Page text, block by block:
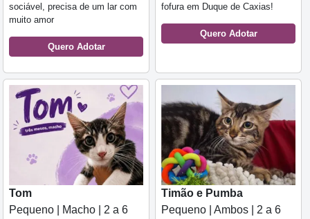
sociável, precisa de um lar com
muito amor
Quero Adotar
fofura em Duque de Caxias!
Quero Adotar
Tom
Pequeno | Macho | 2 a 6
Timão e Pumba
Pequeno | Ambos | 2 a 6